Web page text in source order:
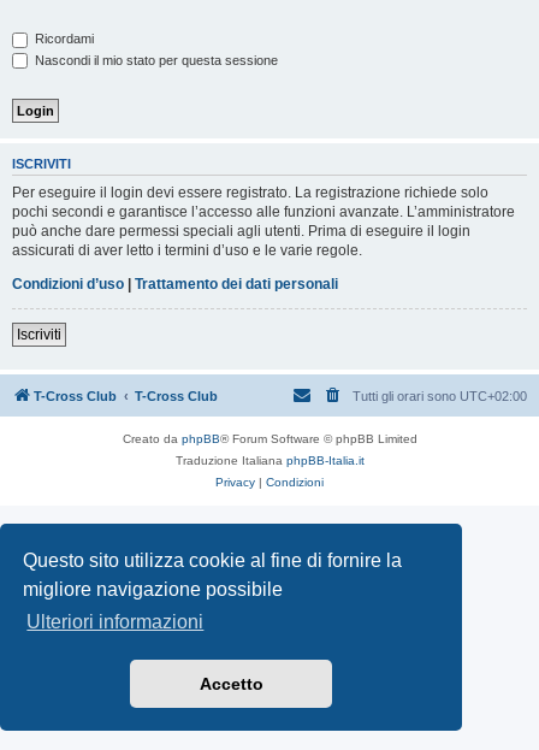
Questo sito utilizza cookie al fine di fornire la
migliore navigazione possibile
Ulteriori informazioni
Accetto
Ricordami
Nascondi il mio stato per questa sessione
ISCRIVITI
Per eseguire il login devi essere registrato. La registrazione richiede solo
pochi secondi e garantisce l’accesso alle funzioni avanzate. L’amministratore
può anche dare permessi speciali agli utenti. Prima di eseguire il login
assicurati di aver letto i termini d’uso e le varie regole.
Condizioni d’uso | Trattamento dei dati personali
Iscriviti
T-Cross Club T-Cross Club Tutti gli orari sono UTC+02:00
Creato da phpBB® Forum Software © phpBB Limited
Traduzione Italiana phpBB-Italia.it
Privacy | Condizioni